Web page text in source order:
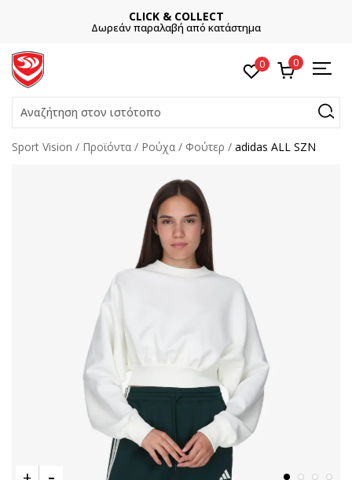
CLICK & COLLECT
Δωρεάν παραλαβή από κατάστημα
0 0
Αναζήτηση στον ιστότοπο
Sport Vision Προϊόντα Ρούχα Φούτερ adidas ALL SZN